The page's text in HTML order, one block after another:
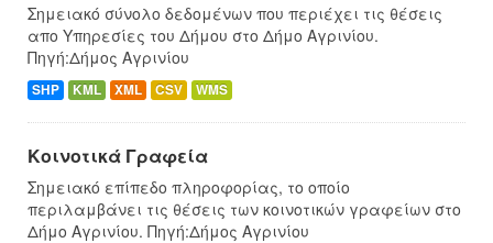
Σημειακό σύνολο δεδομένων που περιέχει τις θέσεις
απο Υπηρεσίες του Δήμου στο Δήμο Αγρινίου.
Πηγή:Δήμος Αγρινίου
SHP KML XML CSV WMS
Κοινοτικά Γραφεία
Σημειακό επίπεδο πληροφορίας, το οποίο
περιλαμβάνει τις θέσεις των κοινοτικών γραφείων στο
Δήμο Αγρινίου. Πηγή:Δήμος Αγρινίου